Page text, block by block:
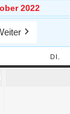
2022
DI.